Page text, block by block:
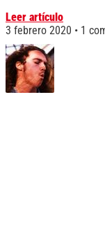
Leer artículo
3 febrero 2020
1